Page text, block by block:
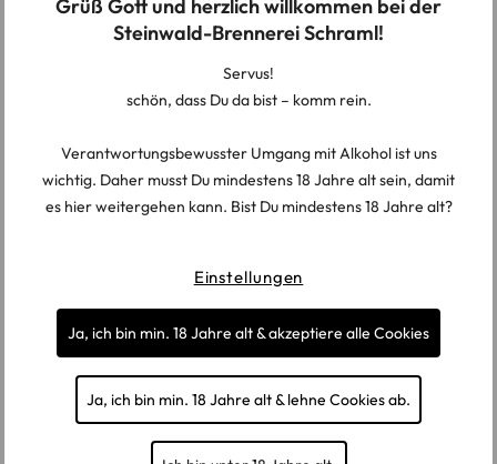
Grüß Gott und herzlich willkommen bei der
Steinwald-Brennerei Schraml!
Servus!
schön, dass Du da bist – komm rein.
Verantwortungsbewusster Umgang mit Alkohol ist uns
wichtig. Daher musst Du mindestens 18 Jahre alt sein, damit
es hier weitergehen kann. Bist Du mindestens 18 Jahre alt?
Einstellungen
Ja, ich bin min. 18 Jahre alt & lehne Cookies ab.
Ja, ich bin min. 18 Jahre alt & akzeptiere alle Cookies
BESCHREIBUNG
Duft: ausgeprägt vielschichtig, Frucht und Gewürze
Gewürze, reichhaltig
Finish: komplex, balanciert, sehr lang, elegant